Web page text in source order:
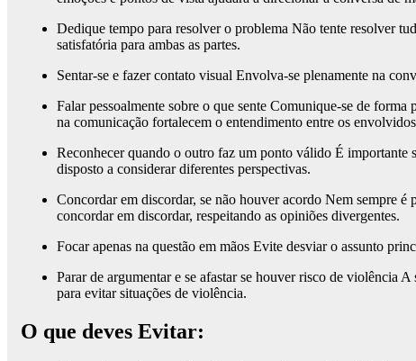
Dedique tempo para resolver o problema Não tente resolver
satisfatória para ambas as partes.
Sentar-se e fazer contato visual Envolva-se plenamente na
Falar pessoalmente sobre o que sente Comunique-se de forma
na comunicação fortalecem o entendimento entre os
Reconhecer quando o outro faz um ponto válido É importante
disposto a considerar diferentes perspectivas.
Concordar em discordar, se não houver acordo Nem sempre é
concordar em discordar, respeitando as opiniões divergentes.
Focar apenas na questão em mãos Evite desviar o assunto
Parar de argumentar e se afastar se houver risco de violência
para evitar situações de violência.
O que deves Evitar: